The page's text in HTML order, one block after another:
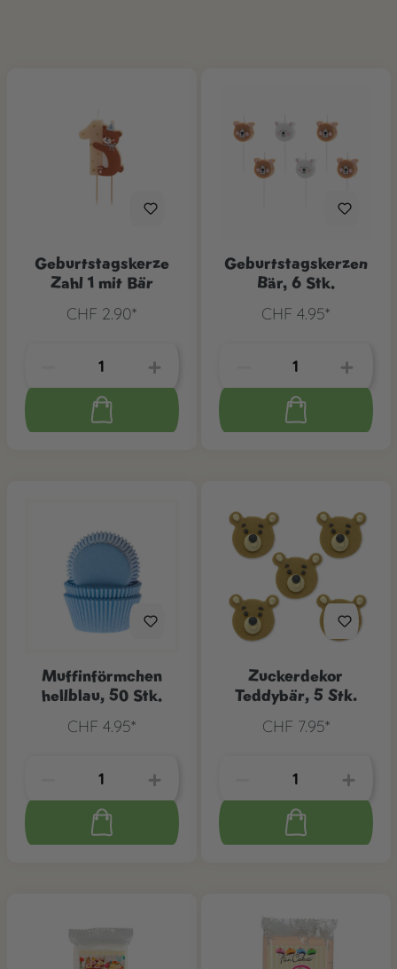
Geburtstagskerze
Zahl 1 mit Bär
CHF 2.90*
Geburtstagskerzen
Bär, 6 Stk.
CHF 4.95*
Muffinförmchen
hellblau, 50 Stk.
CHF 4.95*
Zuckerdekor
Teddybär, 5 Stk.
CHF 7.95*